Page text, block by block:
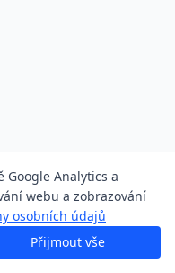
Google Analytics a
webu a zobrazování
osobních údajů
Přijmout vše